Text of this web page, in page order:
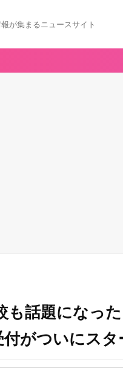
が集まるニュースサイト
も話題になっ
がついにスタ